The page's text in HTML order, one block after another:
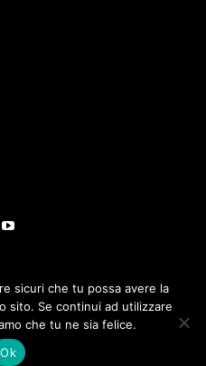
- Tutti i diritti riservati - P.
sicuri che tu possa avere la
sito. Se continui ad utilizzare
che tu ne sia felice.
Ok